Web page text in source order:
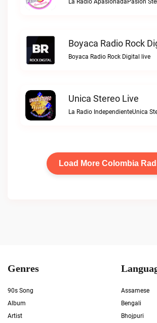
La Radio ApasionadaPasion
Boyaca Radio Rock
Boyaca Radio Rock Digital live
Unica Stereo Live
La Radio IndependienteUnica
Load More Colombia
Genres
90s Song
Album
Artist
Assamese
Bengali
Bhojpuri